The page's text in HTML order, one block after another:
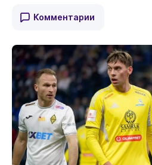
Комментарии